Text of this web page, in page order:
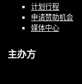
计划行程
申请赞助机会
媒体中心
主办方